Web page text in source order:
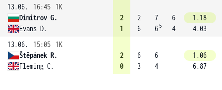
13.06.
16:45
1K
Dimitrov G.
Evans D.
2
1
2
6
7
6 5
6
4
1.18
4.03
13.06.
15:05
1K
Štěpánek R.
Fleming C.
2
0
6
3
6
4
1.06
6.87